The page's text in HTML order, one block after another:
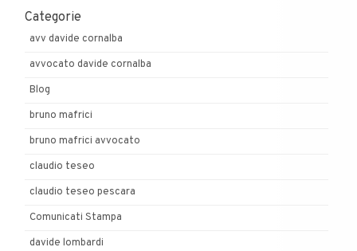
Categorie
avv davide cornalba
avvocato davide cornalba
Blog
bruno mafrici
bruno mafrici avvocato
claudio teseo
claudio teseo pescara
Comunicati Stampa
davide lombardi